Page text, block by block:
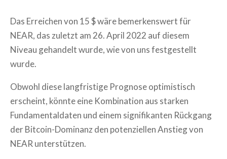
Das Erreichen von 15 $ wäre bemerkenswert für
NEAR, das zuletzt am 26. April 2022 auf diesem
Niveau gehandelt wurde, wie von uns festgestellt
wurde.
Obwohl diese langfristige Prognose optimistisch
erscheint, könnte eine Kombination aus starken
Fundamentaldaten und einem signifikanten Rückgang
der Bitcoin-Dominanz den potenziellen Anstieg von
NEAR unterstützen.